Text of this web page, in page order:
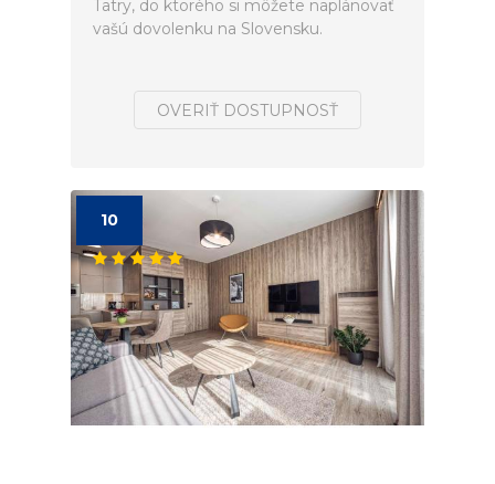
Tatry, do ktorého si môžete naplánovať
vašú dovolenku na Slovensku.
OVERIŤ DOSTUPNOSŤ
10